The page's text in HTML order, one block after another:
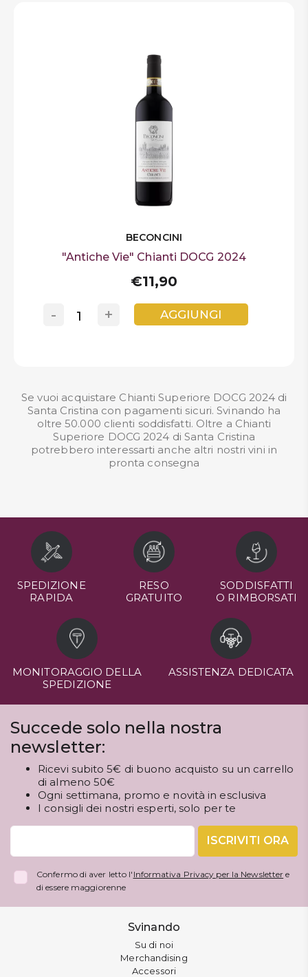
BECONCINI
"Antiche Vie" Chianti DOCG 2024
€11,90
+
- AGGIUNGI
Se vuoi acquistare Chianti Superiore DOCG 2024 di
Santa Cristina con pagamenti sicuri. Svinando ha
oltre 50.000 clienti soddisfatti. Oltre a Chianti
Superiore DOCG 2024 di Santa Cristina
potrebbero interessarti anche altri nostrivini in
pronta consegna
SPEDIZIONE
RAPIDA
RESO
GRATUITO
SODDISFATTI
O RIMBORSATI
MONITORAGGIO DELLA
SPEDIZIONE
ASSISTENZA DEDICATA
Succede solo nella nostra
newsletter:
Ricevi subito 5€ di buono acquisto su un carrello
di almeno 50€
Ogni settimana, promo e novità in esclusiva
I consigli dei nostri esperti, solo per te
ISCRIVITI ORA
Confermo di aver letto l' Informativa Privacy per la Newsletter e
di essere maggiorenne
Svinando
Su di noi
Merchandising
Accessori